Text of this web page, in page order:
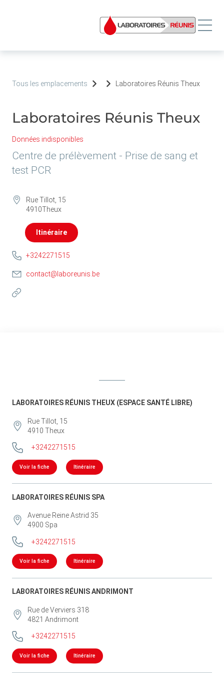
Tous les emplacements Laboratoires Réunis Theux
Laboratoires Réunis Theux
Données indisponibles
Centre de prélèvement - Prise de sang et
test PCR
Rue Tillot, 15
4910Theux
Itinéraire
+3242271515
contact@laboreunis.be
LABORATOIRES RÉUNIS THEUX (ESPACE SANTÉ LIBRE)
Rue Tillot, 15
4910 Theux
+3242271515
Voir la fiche Itinéraire
LABORATOIRES RÉUNIS SPA
Avenue Reine Astrid 35
4900 Spa
+3242271515
Voir la fiche Itinéraire
LABORATOIRES RÉUNIS ANDRIMONT
Rue de Verviers 318
4821 Andrimont
+3242271515
Voir la fiche Itinéraire